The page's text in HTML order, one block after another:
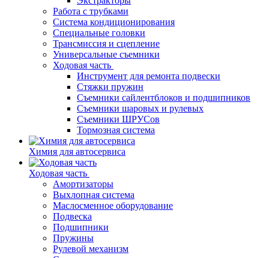
Работа с трубками
Система кондиционирования
Специальные головки
Трансмиссия и сцепление
Универсальные съемники
Ходовая часть
Инструмент для ремонта подвески
Стяжки пружин
Съемники сайлентблоков и подшипников
Съемники шаровых и рулевых
Съемники ШРУСов
Тормозная система
Химия для автосервиса
Ходовая часть
Амортизаторы
Выхлопная система
Маслосменное оборудование
Подвеска
Подшипники
Пружины
Рулевой механизм